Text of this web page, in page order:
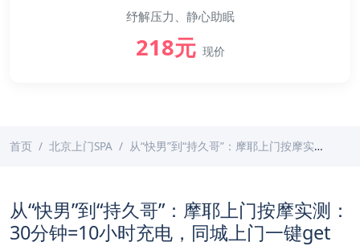
纾解压力、静心助眠
218元 现价
首页 北京上门SPA 从“快男”到“持久哥”：摩耶上门按摩实测：30分钟=10小时充电，同城上门一键get
从“快男”到“持久哥”：摩耶上门按摩实测：
30分钟=10小时充电，同城上门一键get